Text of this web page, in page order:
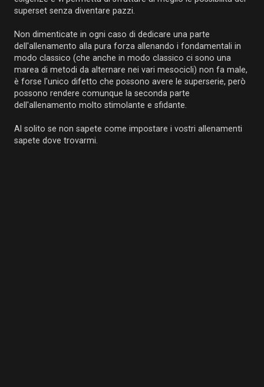
superset senza diventare pazzi.
Non dimenticate in ogni caso di dedicare una parte
dell'allenamento alla pura forza allenando i fondamentali in
modo classico (che anche in modo classico ci sono una
marea di metodi da alternare nei vari mesocicli) non fa male,
è forse l'unico difetto che possono avere le superserie, però
possono rendere comunque la seconda parte
dell'allenamento molto stimolante e sfidante.
Al solito se non sapete come impostare i vostri allenamenti
sapete dove trovarmi.